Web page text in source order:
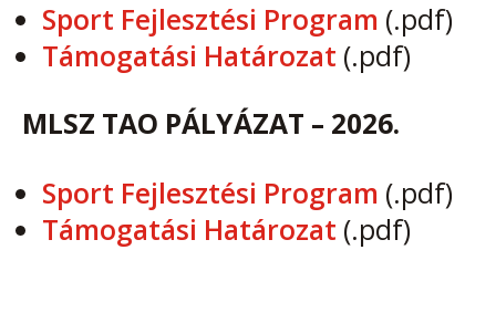
Sport Fejlesztési Program (.pdf)
Támogatási Határozat (.pdf)
MLSZ TAO PÁLYÁZAT – 2026.
Sport Fejlesztési Program (.pdf)
Támogatási Határozat (.pdf)